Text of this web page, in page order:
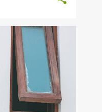
JAWI
+